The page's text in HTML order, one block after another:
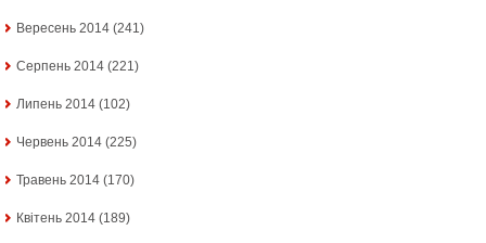
Вересень 2014 (241)
Серпень 2014 (221)
Липень 2014 (102)
Червень 2014 (225)
Травень 2014 (170)
Квітень 2014 (189)